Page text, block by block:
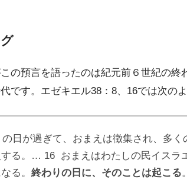
の預言を語ったのは紀元前６世紀の終
です。エゼキエル38：8、16では次の
日が過ぎて、おまえは徴集され、多く
る。… 16 おまえはわたしの民イスラ
る。 終わりの日に、そのことは起こる